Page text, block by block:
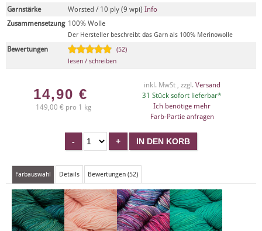
Garnstärke
Worsted / 10 ply (9 wpi) Info
Zusammensetzung 100% Wolle
Der Hersteller beschreibt das Garn als 100% Merinowolle
Bewertungen
(52)
lesen / schreiben
14,90 €
149,00 € pro 1 kg
inkl. MwSt , zzgl. Versand
31 Stück sofort lieferbar*
Ich benötige mehr
Farb-Partie anfragen
Farbauswahl Details Bewertungen (52)